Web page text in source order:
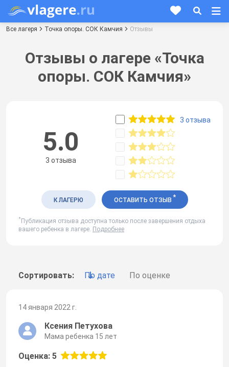
Все лагеря Точка опоры. СОК Камчия Отзывы
Отзывы о лагере «Точка
опоры. СОК Камчия»
Сортировать: По дате По оценке
14 января 2022 г.
Ксения Петухова
Мама ребенка 15 лет
Оценка: 5
5.0
3 отзыва
3 отзыва
К ЛАГЕРЮ ОСТАВИТЬ ОТЗЫВ *
* Публикация отзыва доступна только после завершения отдыха
вашего ребенка в лагере. Подробнее